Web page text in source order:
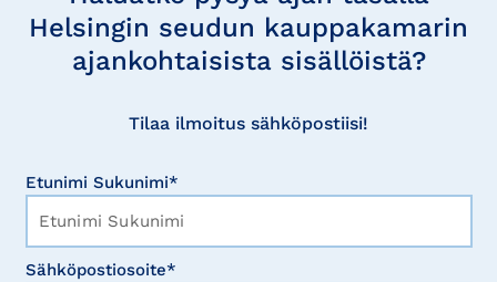
Helsingin seudun kauppakamarin
ajankohtaisista sisällöistä?
Tilaa ilmoitus sähköpostiisi!
Etunimi Sukunimi*
Sähköpostiosoite*